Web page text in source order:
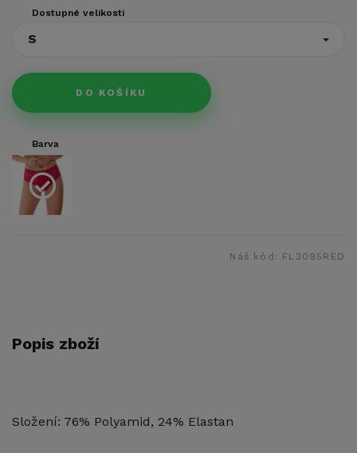
Dostupné velikosti
S
DO KOŠÍKU
Barva
Náš kód: FL3095RED
Popis zboží
Složení: 76% Polyamid, 24% Elastan